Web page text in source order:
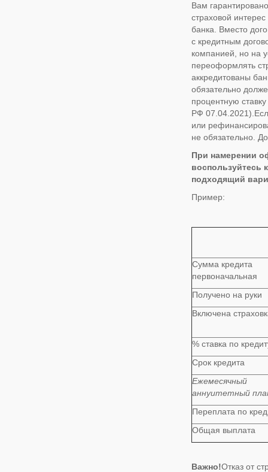
Вам
страховой
банка. Вместо
с кредитным
компанией, но на
переоформлять
аккредитованы
обязательно
процентную
РФ
или
не обязательно.
При намерении
воспользуйтесь
подходящий
Пример:
Сумма кредита
первоначальная
Получено на руки
Включена
% ставка по
Срок кредита
Ежемесячный
аннуитетный
Переплата по
Общая выплата
Важно!Отказ от